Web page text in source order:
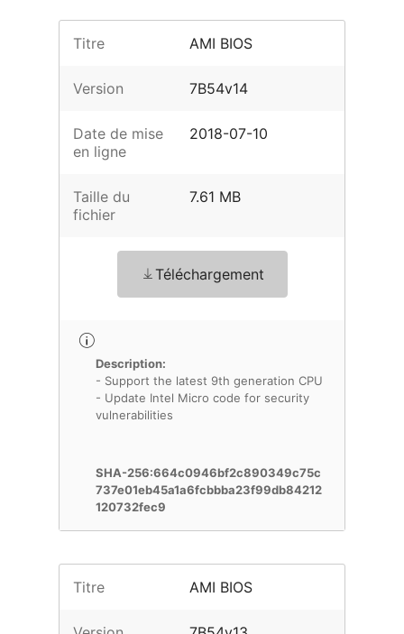
Titre AMI BIOS
Version 7B54v14
Date de mise
en ligne
2018-07-10
Taille du
fichier
7.61 MB
Téléchargement
Description:
- Support the latest 9th generation CPU
- Update Intel Micro code for security
vulnerabilities
SHA-256:664c0946bf2c890349c75c
737e01eb45a1a6fcbbba23f99db84212
120732fec9
Titre AMI BIOS